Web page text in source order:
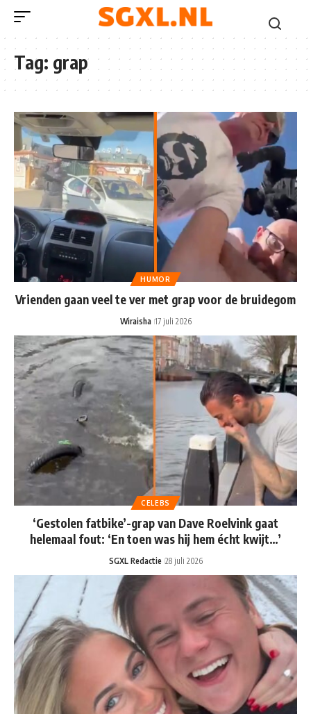
Tag: grap
HUMOR
Vrienden gaan veel te ver met grap voor de bruidegom
Wiraisha 17 juli 2026
CELEBS
‘Gestolen fatbike’-grap van Dave Roelvink gaat
helemaal fout: ‘En toen was hij hem écht kwijt…’
SGXL Redactie 28 juli 2026